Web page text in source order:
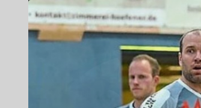
springen
content